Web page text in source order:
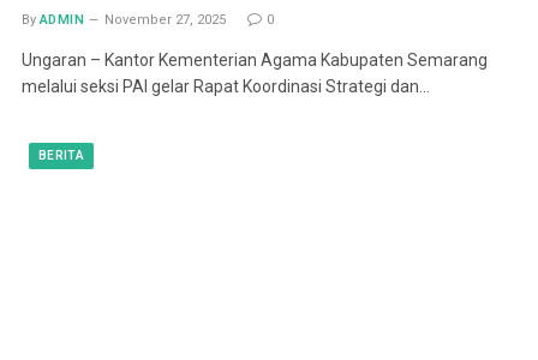
By ADMIN November 27, 2025 0
Ungaran – Kantor Kementerian Agama Kabupaten Semarang
melalui seksi PAI gelar Rapat Koordinasi Strategi dan…
BERITA